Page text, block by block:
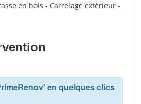
en bois - Carrelage extérieur -